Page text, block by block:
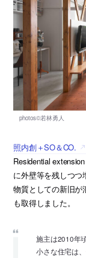
照内創＋SO＆CO.
Residential
に外壁等を残しつつ
物質としての新旧が
も取得しました。
施主は2010年
小さな住宅は